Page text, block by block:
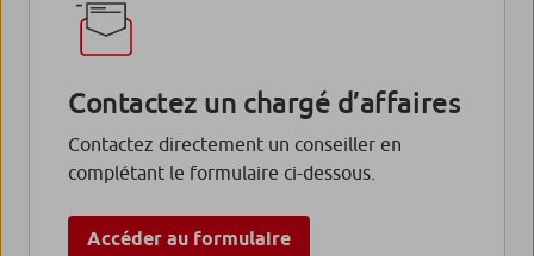
Contactez un chargé d’affaires
Contactez directement un conseiller en
complétant le formulaire ci-dessous.
Accéder au formulaire